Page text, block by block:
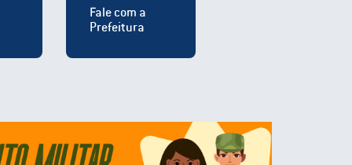
Fale com a
Prefeitura